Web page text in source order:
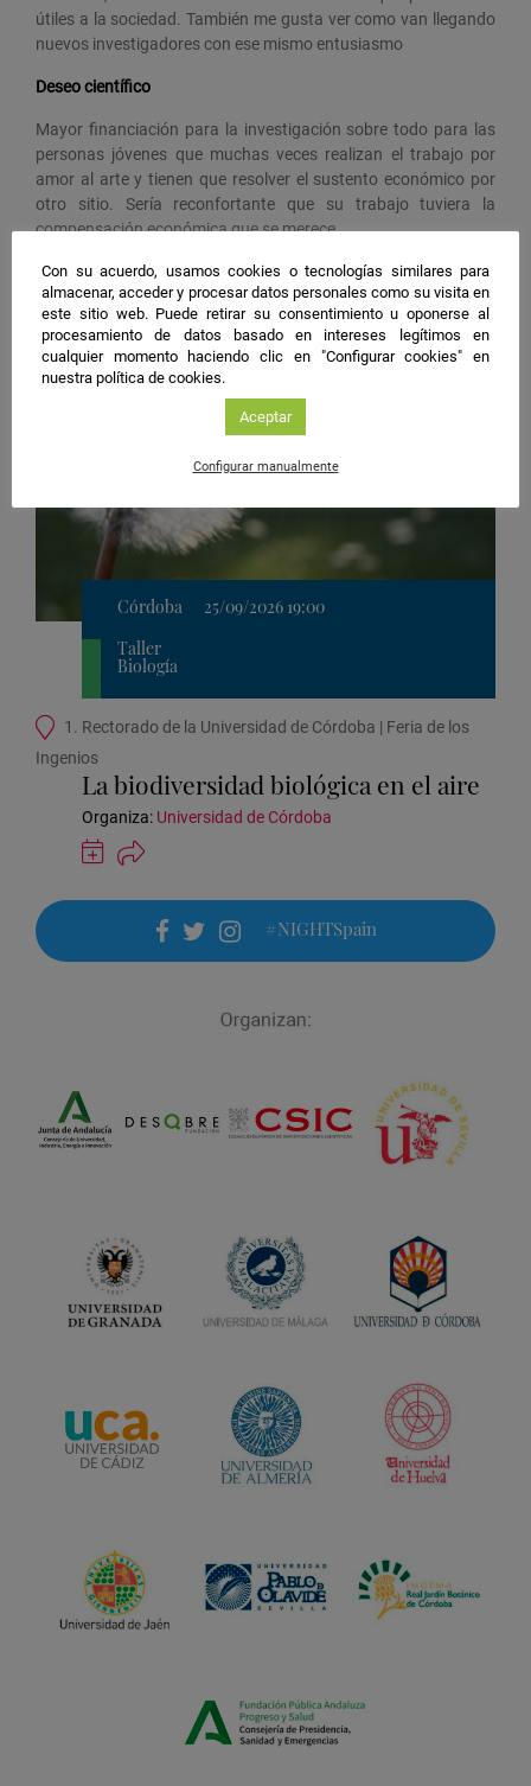
útiles a la sociedad. También me gusta ver como van llegando
nuevos investigadores con ese mismo entusiasmo
Deseo científico
Mayor financiación para la investigación sobre todo para las
personas jóvenes que muchas veces realizan el trabajo por
amor al arte y tienen que resolver el sustento económico por
otro sitio. Sería reconfortante que su trabajo tuviera la
compensación económica que se merece.
Actividades en las que participa
Córdoba
25/09/2026 19:00
Taller
Biología
Ubicación
la
actividad
1. Rectorado de la Universidad de Córdoba | Feria de los
Ingenios
La biodiversidad biológica en el aire
Organiza: Universidad de Córdoba
Guardar
actividad
Calendar
facebook
twitter
instagram
#NIGHTSpain
Con su acuerdo, usamos cookies o tecnologías similares para
almacenar, acceder y procesar datos personales como su visita en
este sitio web. Puede retirar su consentimiento u oponerse al
procesamiento de datos basado en intereses legítimos en
cualquier momento haciendo clic en "Configurar cookies" en
nuestra política de cookies.
Aceptar
Configurar manualmente